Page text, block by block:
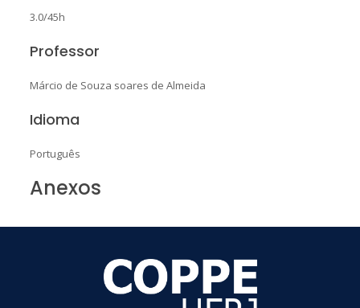
3.0/45h
Professor
Márcio de Souza soares de Almeida
Idioma
Português
Anexos